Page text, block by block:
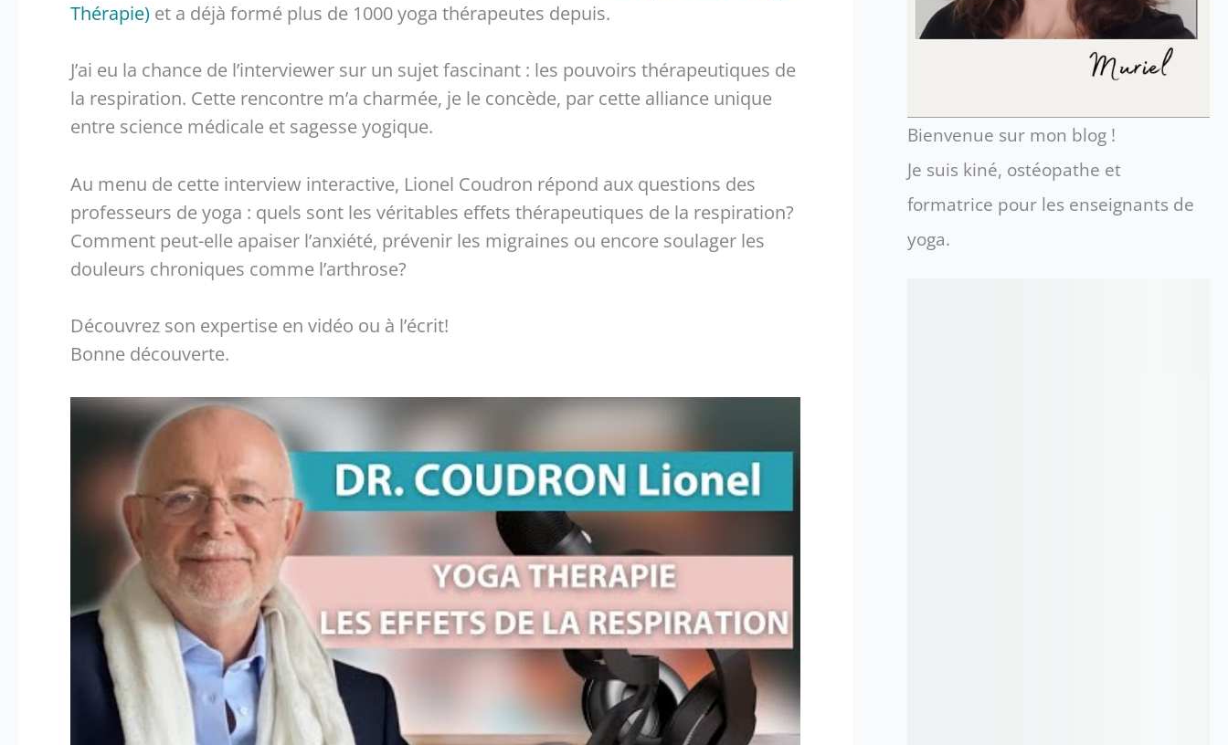
Thérapie) et a déjà formé plus de 1000 yoga thérapeutes depuis.
J’ai eu la chance de l’interviewer sur un sujet fascinant : les pouvoirs thérapeutiques de
la respiration. Cette rencontre m’a charmée, je le concède, par cette alliance unique
entre science médicale et sagesse yogique.
Au menu de cette interview interactive, Lionel Coudron répond aux questions des
professeurs de yoga : quels sont les véritables effets thérapeutiques de la respiration?
Comment peut-elle apaiser l’anxiété, prévenir les migraines ou encore soulager les
douleurs chroniques comme l’arthrose?
Découvrez son expertise en vidéo ou à l’écrit!
Bonne découverte.
Bienvenue sur mon blog !
Je suis kiné, ostéopathe et
formatrice pour les enseignants de
yoga.